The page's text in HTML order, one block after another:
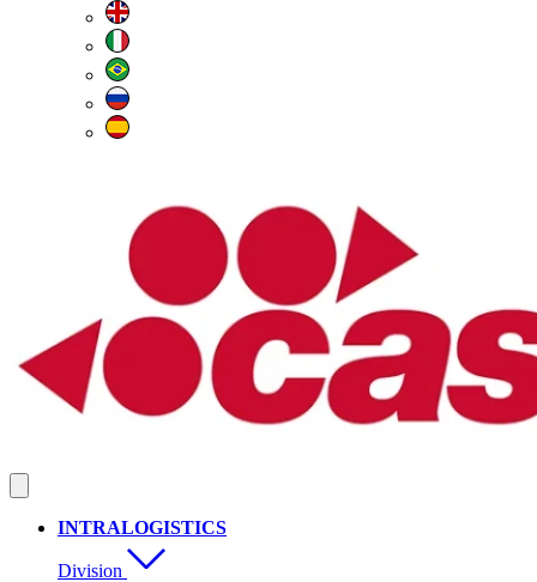
INTRALOGISTICS
Division